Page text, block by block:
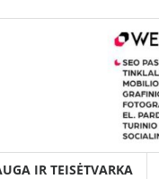
IR TEISĖTVARKA